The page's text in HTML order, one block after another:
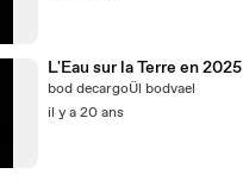
L'Eau sur la Terre en 2025
bod decargoÜl bodvael
il y a 20 ans